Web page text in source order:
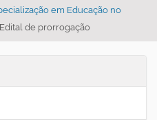
em Educação no
Edital de prorrogação